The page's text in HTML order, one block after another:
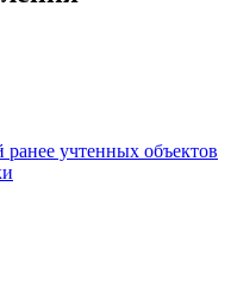
учтенных объектов